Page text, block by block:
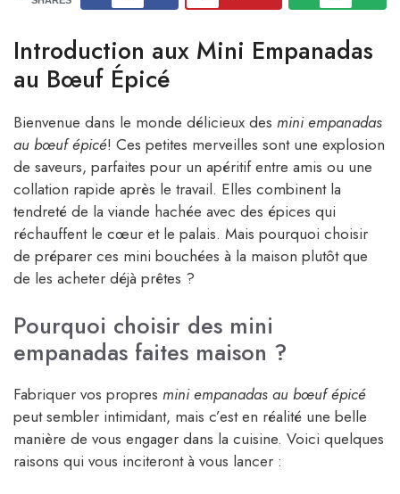
Introduction aux Mini Empanadas
au Bœuf Épicé
Bienvenue dans le monde délicieux des mini empanadas
au bœuf épicé! Ces petites merveilles sont une explosion
de saveurs, parfaites pour un apéritif entre amis ou une
collation rapide après le travail. Elles combinent la
tendreté de la viande hachée avec des épices qui
réchauffent le cœur et le palais. Mais pourquoi choisir
de préparer ces mini bouchées à la maison plutôt que
de les acheter déjà prêtes ?
Pourquoi choisir des mini
empanadas faites maison ?
Fabriquer vos propres mini empanadas au bœuf épicé
peut sembler intimidant, mais c’est en réalité une belle
manière de vous engager dans la cuisine. Voici quelques
raisons qui vous inciteront à vous lancer :